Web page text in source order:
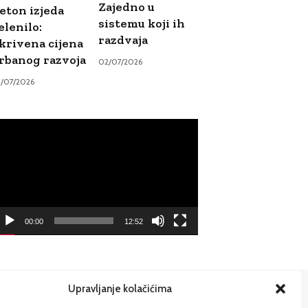
Upravljanje kolačićima
izjeda
cijena
razvoja
07/2026
Zajedno u
sistemu koji ih
razdvaja
02/07/2026
00:00 12:52